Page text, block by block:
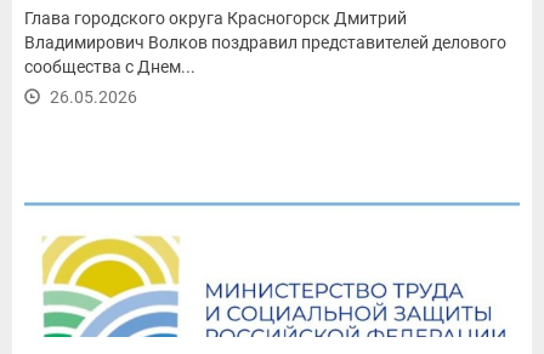
Глава городского округа Красногорск Дмитрий
Владимирович Волков поздравил представителей делового
сообщества с Днем...
26.05.2026